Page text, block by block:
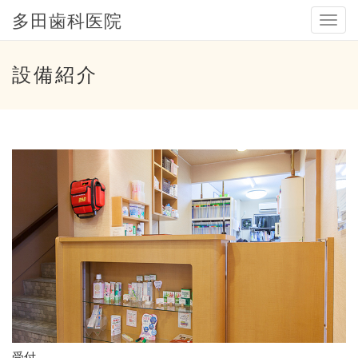
メ
ニ
多田歯科医院
設備紹介